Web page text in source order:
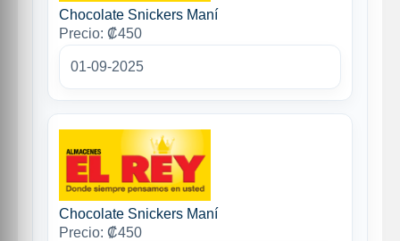
Chocolate Snickers Maní
Precio: ₡450
01-09-2025
Chocolate Snickers Maní
Precio: ₡450